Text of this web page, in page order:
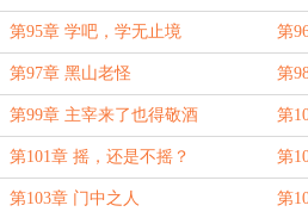
第95章 学吧，学无止境 第
第97章 黑山老怪 第
第99章 主宰来了也得敬酒 第
第101章 摇，还是不摇？ 第
第103章 门中之人 第